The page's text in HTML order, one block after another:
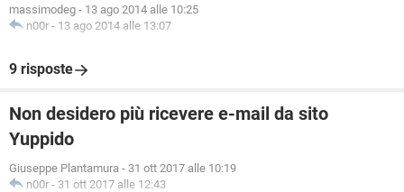
massimodeg - 13 ago 2014 alle 10:25
n00r - 13 ago 2014 alle 13:07
9 risposte
Non desidero più ricevere e-mail da sito
Yuppido
Giuseppe Plantamura - 31 ott 2017 alle 10:19
n00r - 31 ott 2017 alle 12:43